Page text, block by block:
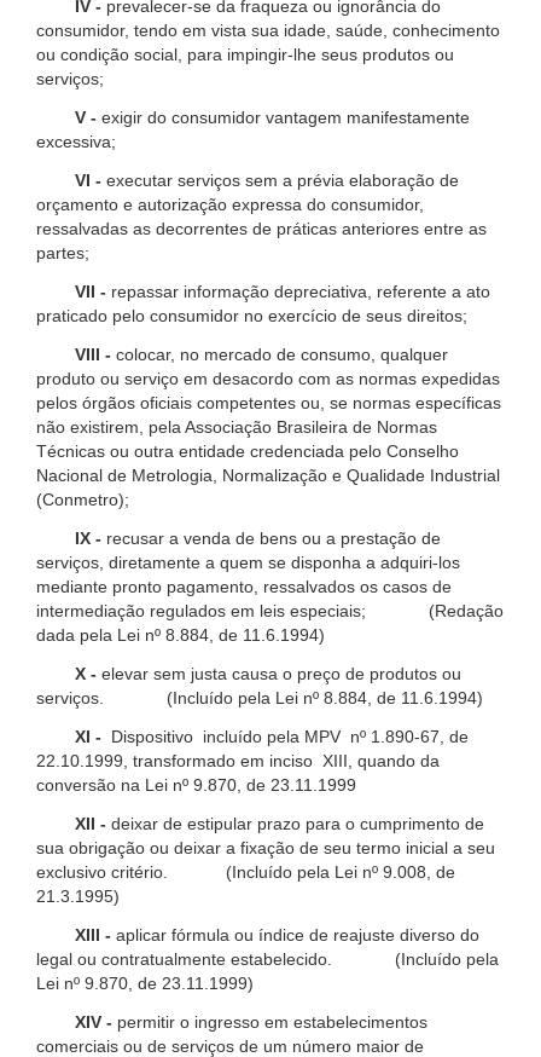
IV - prevalecer-se da fraqueza ou ignorância do
consumidor, tendo em vista sua idade, saúde, conhecimento
ou condição social, para impingir-lhe seus produtos ou
serviços;
V - exigir do consumidor vantagem manifestamente
excessiva;
VI - executar serviços sem a prévia elaboração de
orçamento e autorização expressa do consumidor,
ressalvadas as decorrentes de práticas anteriores entre as
partes;
VII - repassar informação depreciativa, referente a ato
praticado pelo consumidor no exercício de seus direitos;
VIII - colocar, no mercado de consumo, qualquer
produto ou serviço em desacordo com as normas expedidas
pelos órgãos oficiais competentes ou, se normas específicas
não existirem, pela Associação Brasileira de Normas
Técnicas ou outra entidade credenciada pelo Conselho
Nacional de Metrologia, Normalização e Qualidade Industrial
(Conmetro);
IX - recusar a venda de bens ou a prestação de
serviços, diretamente a quem se disponha a adquiri-los
mediante pronto pagamento, ressalvados os casos de
intermediação regulados em leis especiais; (Redação
dada pela Lei nº 8.884, de 11.6.1994)
X - elevar sem justa causa o preço de produtos ou
serviços. (Incluído pela Lei nº 8.884, de 11.6.1994)
XI -
Dispositivo incluído pela MPV nº 1.890-67, de
22.10.1999, transformado em inciso XIII, quando da
conversão na Lei nº 9.870, de 23.11.1999
XII - deixar de estipular prazo para o cumprimento de
sua obrigação ou deixar a fixação de seu termo inicial a seu
exclusivo critério. (Incluído pela Lei nº 9.008, de
21.3.1995)
XIII - aplicar fórmula ou índice de reajuste diverso do
legal ou contratualmente estabelecido. (Incluído pela
Lei nº 9.870, de 23.11.1999)
XIV - permitir o ingresso em estabelecimentos
comerciais ou de serviços de um número maior de